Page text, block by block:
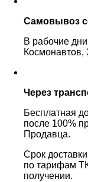
Самовывоз
В рабочие
Космонавтов,
Через
Бесплатная
после 100%
Продавца.
Срок
по тарифам
получении.